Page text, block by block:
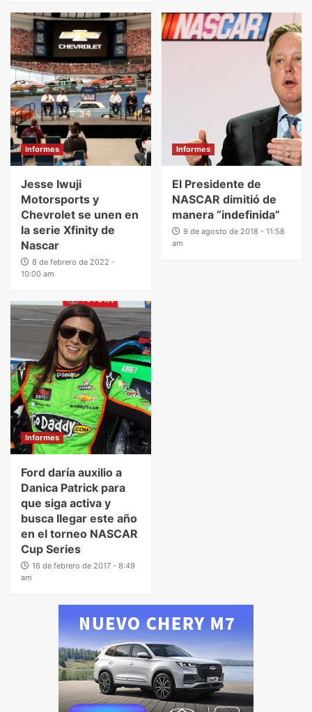
Informes
Jesse Iwuji
Motorsports y
Chevrolet se unen en
la serie Xfinity de
Nascar
8 de febrero de 2022 -
10:00 am
Informes
El Presidente de
NASCAR dimitió de
manera “indefinida”
9 de agosto de 2018 - 11:58
am
Informes
Ford daría auxilio a
Danica Patrick para
que siga activa y
busca llegar este año
en el torneo NASCAR
Cup Series
16 de febrero de 2017 - 8:49
am